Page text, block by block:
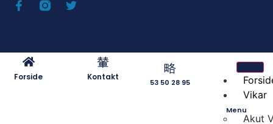
Forside Kontakt
53 50 28 95
Vikar
Akut
Menu